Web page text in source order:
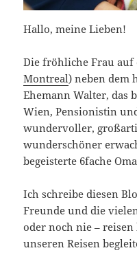
Hallo, meine Lieben!
Die fröhliche Frau auf
Montreal) neben dem
Ehemann Walter, das
Wien, Pensionistin
wundervoller,
wunderschöner
begeisterte 6fache
Ich schreibe diesen
Freunde und die
oder noch nie –
unseren Reisen